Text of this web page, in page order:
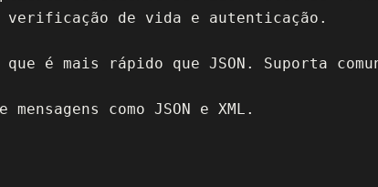
verificação de vida e autenticação.
é mais rápido que JSON. Suporta
como JSON e XML.